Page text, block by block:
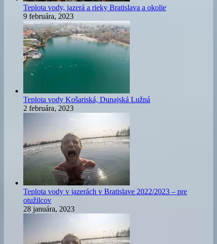
Teplota vody, jazerá a rieky Bratislava a okolie
9 februára, 2023
Teplota vody Košariská, Dunajská Lužná
2 februára, 2023
Teplota vody v jazerách v Bratislave 2022/2023 – pre
otužilcov
28 januára, 2023